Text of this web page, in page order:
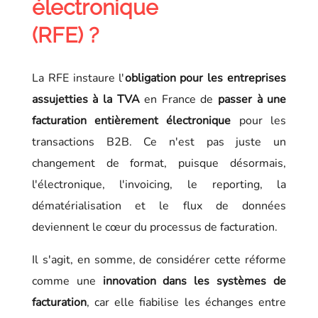
électronique
(RFE) ?
La RFE instaure l'obligation pour les entreprises
assujetties à la TVAen France de passer à une
facturation entièrement électronique pour les
transactions B2B. Ce n'est pas juste un
changement de format, puisque désormais,
l'électronique, l'invoicing, le reporting, la
dématérialisation et le flux de données
deviennent le cœur du processus de facturation.
Il s'agit, en somme, de considérer cette réforme
comme une innovation dans les systèmes de
facturation, car elle fiabilise les échanges entre